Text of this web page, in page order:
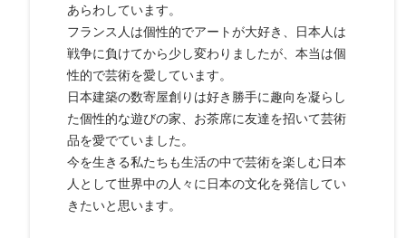
あらわしています。
フランス人は個性的でアートが大好き、日本人は
戦争に負けてから少し変わりましたが、本当は個
性的で芸術を愛しています。
日本建築の数寄屋創りは好き勝手に趣向を凝らし
た個性的な遊びの家、お茶席に友達を招いて芸術
品を愛でていました。
今を生きる私たちも生活の中で芸術を楽しむ日本
人として世界中の人々に日本の文化を発信してい
きたいと思います。